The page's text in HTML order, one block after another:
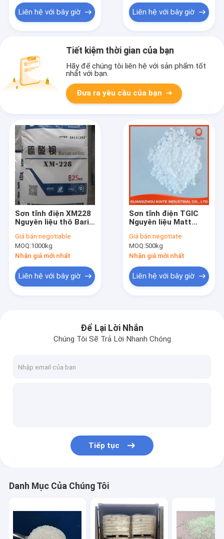
Nhà
Về chúng tôi
Liên hệ với bây giờ Liên hệ với bây giờ
Tiết kiệm thời gian của bạn
Hãy để chúng tôi liên hệ với sản phẩm tốt
nhất với bạn.
Đưa ra yêu cầu của bạn
Sơn tĩnh điện XM228
Nguyên liệu thô Bari
sơn
Giá bán:negotiable
MOQ:1000kg
Nhận giá mới nhất
Liên hệ với bây giờ
Sơn tĩnh điện TGIC
Nguyên liệu Matt
trắng
Giá bán:negotiate
MOQ:500kg
Nhận giá mới nhất
Liên hệ với bây giờ
Để Lại Lời Nhắn
Chúng Tôi Sẽ Trả Lời Nhanh Chóng
Tiếp tục
Danh Mục Của Chúng Tôi